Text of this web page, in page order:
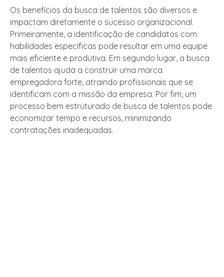
Os benefícios da busca de talentos são diversos e
impactam diretamente o sucesso organizacional.
Primeiramente, a identificação de candidatos com
habilidades específicas pode resultar em uma equipe
mais eficiente e produtiva. Em segundo lugar, a busca
de talentos ajuda a construir uma marca
empregadora forte, atraindo profissionais que se
identificam com a missão da empresa. Por fim, um
processo bem estruturado de busca de talentos pode
economizar tempo e recursos, minimizando
contratações inadequadas.